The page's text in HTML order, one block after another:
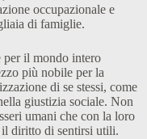
occupazionale e
di famiglie.
per il mondo intero
più nobile per la
di se stessi, come
giustizia sociale. Non
umani che con la loro
diritto di sentirsi utili.